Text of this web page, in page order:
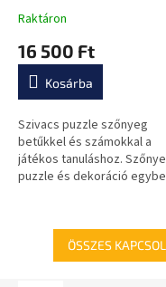
30x30x1 cm, 36db
A
átlagos
értékelése
0,0
csillag.
Raktáron
16 500 Ft
Kosárba
Szivacs puzzle szőnyeg
betűkkel és számokkal a
játékos tanuláshoz.
puzzle és dekoráció
ÖSSZES